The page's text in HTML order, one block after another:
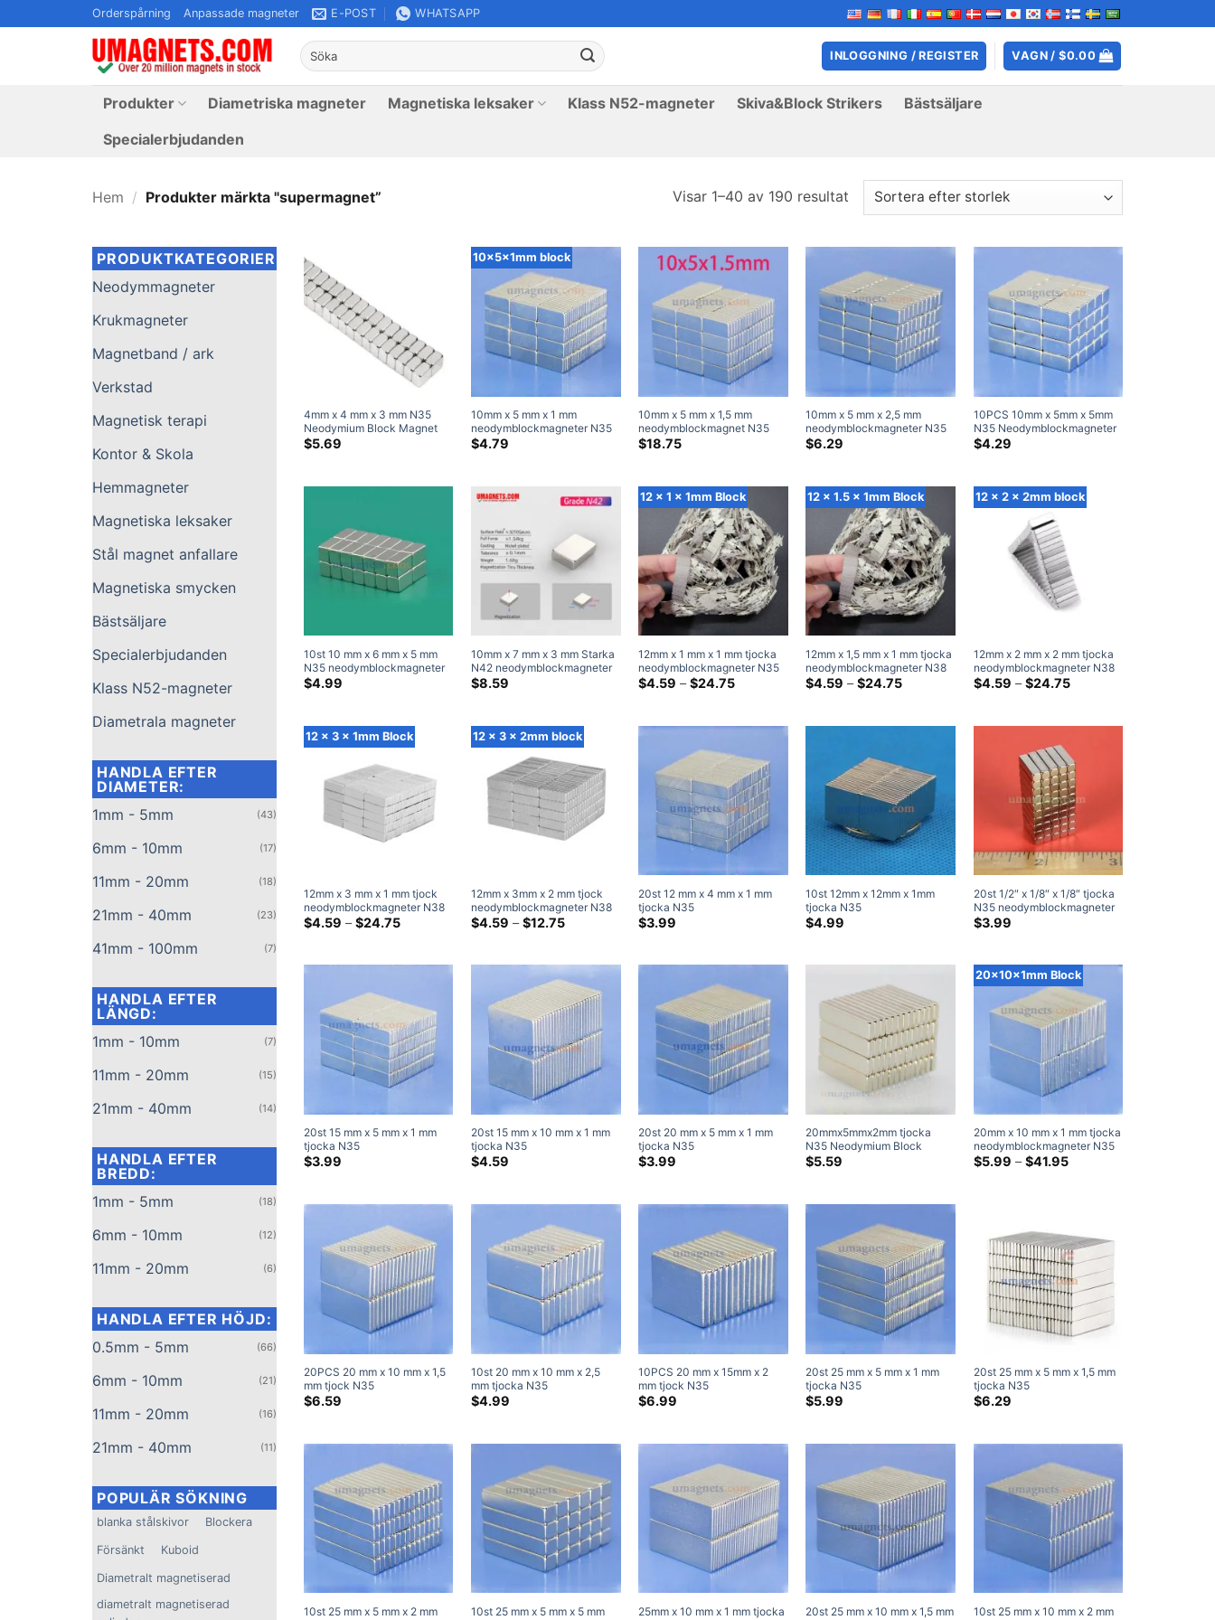
till
Orderspårning Anpassade magneter E-POST WHATSAPP
Leta
efter:
INLOGGNING / REGISTER VAGN /$0.00
Produkter Diametriska magneter Magnetiska leksaker Klass N52-magneter Skiva&Block Strikers
Bästsäljare
Specialerbjudanden
Hem / Produkter märkta "supermagnet” Visar 1–40 av 190 resultat
PRODUKTKATEGORIER
Neodymmagneter
Krukmagneter
Magnetband / ark
Verkstad
Magnetisk terapi
Kontor & Skola
Hemmagneter
Magnetiska leksaker
Stål magnet anfallare
Magnetiska smycken
Bästsäljare
Specialerbjudanden
Klass N52-magneter
Diametrala magneter
HANDLA EFTER
DIAMETER:
1mm - 5mm
(43)
6mm - 10mm (17)
11mm - 20mm (18)
21mm - 40mm (23)
41mm - 100mm (7)
HANDLA EFTER
LÄNGD:
1mm - 10mm
(7)
11mm - 20mm (15)
21mm - 40mm (14)
HANDLA EFTER
BREDD:
1mm - 5mm
(18)
6mm - 10mm (12)
11mm - 20mm (6)
HANDLA EFTER HÖJD:
0.5mm - 5mm
(66)
6mm - 10mm (21)
11mm - 20mm (16)
21mm - 40mm (11)
POPULÄR SÖKNING
blanka stålskivor Blockera
Försänkt Kuboid
Diametralt magnetiserad
diametralt magnetiserad
4mm x 4 mm x 3 mm N35
Neodymium Block Magnet
Stark Rare Earth Cube
$5.69
10x5x1mm block
10mm x 5 mm x 1 mm
neodymblockmagneter N35
Stark 10x5x1mm neodymium
$4.79
10mm x 5 mm x 1,5 mm
neodymblockmagnet N35
Kraftfull sällsynta jordarts
$18.75
10mm x 5 mm x 2,5 mm
neodymblockmagneter N35
Kraftfulla sällsynta jordarts
$6.29
10PCS 10mm x 5mm x 5mm
N35 Neodymblockmagneter
Högdrivna magneter
$4.29
10st 10 mm x 6 mm x 5 mm
N35 neodymblockmagneter
Högeffektsmagneter
$4.99
10mm x 7 mm x 3 mm Starka
N42 neodymblockmagneter
Kraftfulla sällsynta
$8.59
12 x 1 x 1mm Block
12mm x 1 mm x 1 mm tjocka
neodymblockmagneter N35
Super Stark 12x1x1 mm Rare
$4.59 – $24.75Prisklass:
12 x 1.5 x 1mm Block
12mm x 1,5 mm x 1 mm tjocka
neodymblockmagneter N38
Super Strong 12×1.5x1mm
$4.59 – $24.75Prisklass:
12 x 2 x 2mm block
12mm x 2 mm x 2 mm tjocka
neodymblockmagneter N38
Super Stark 12x2x2 mm Rare
$4.59 – $24.75Prisklass:
12 x 3 x 1mm Block
12mm x 3 mm x 1 mm tjock
neodymblockmagneter N38
Super Strong 12x3x1mm
sällsynta jordar rektangulär
$4.59 – $24.75Prisklass:
12 x 3 x 2mm block
12mm x 3mm x 2 mm tjock
neodymblockmagneter N38
Super Strong 12x3x2mm
Sällsynta jordar Rektangulär
$4.59 – $12.75Prisklass:
20st 12 mm x 4 mm x 1 mm
tjocka N35
neodymblockmagneter
Superstarka magneter
$3.99
10st 12mm x 12mm x 1mm
tjocka N35
neodymblockmagneter
Superstarka magneter
$4.99
20st 1/2″ x 1/8″ x 1/8″ tjocka
N35 neodymblockmagneter
Högeffektsmagneter
$3.99
20st 15 mm x 5 mm x 1 mm
tjocka N35
neodymblockmagneter
$3.99
20st 15 mm x 10 mm x 1 mm
tjocka N35
neodymblockmagneter
$4.59
20st 20 mm x 5 mm x 1 mm
tjocka N35
neodymblockmagneter
$3.99
20mmx5mmx2mm tjocka
N35 Neodymium Block
Magnets Super Starka Platta
$5.59
20x10x1mm Block
20mm x 10 mm x 1 mm tjocka
neodymblockmagneter N35
Starka sällsynta
$5.99 – $41.95Prisklass:
20PCS 20 mm x 10 mm x 1,5
mm tjock N35
Neodymblockmagneter
$6.59
10st 20 mm x 10 mm x 2,5
mm tjocka N35
neodymblockmagneter
$4.99
10PCS 20 mm x 15mm x 2
mm tjock N35
Neodymblockmagneter
$6.99
20st 25 mm x 5 mm x 1 mm
tjocka N35
neodymblockmagneter
$5.99
20st 25 mm x 5 mm x 1,5 mm
tjocka N35
neodymblockmagneter
$6.29
10st 25 mm x 5 mm x 2 mm
10st 25 mm x 5 mm x 5 mm
25mm x 10 mm x 1 mm tjocka
20st 25 mm x 10 mm x 1,5 mm
10st 25 mm x 10 mm x 2 mm